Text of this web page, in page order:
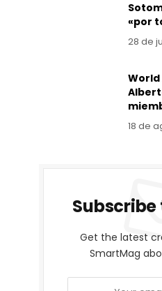
«por
28 de
18 de
Get the latest
SmartMag